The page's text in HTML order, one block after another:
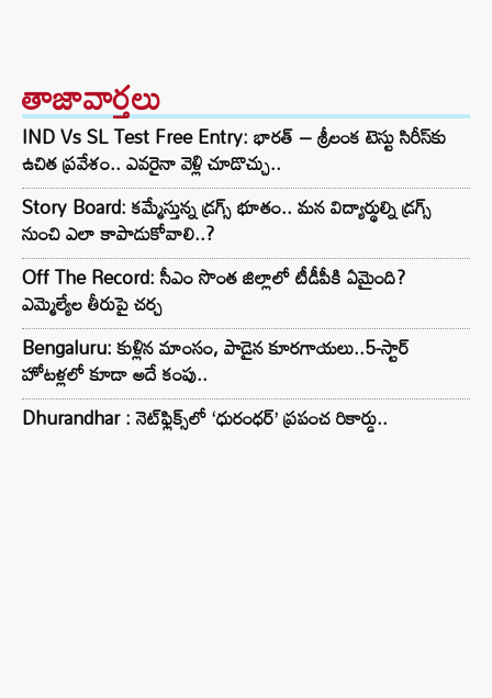
తాజావార్తలు
IND Vs SL Test Free Entry: భారత్ – శ్రీలంక టెస్టు సిరీస్‌కు
ఉచిత ప్రవేశం.. ఎవరైనా వెళ్లి చూడొచ్చు..
Story Board: కమ్మేస్తున్న డ్రగ్స్ భూతం.. మన విద్యార్థుల్ని డ్రగ్స్
నుంచి ఎలా కాపాడుకోవాలి..?
Off The Record: సీఎం సొంత జిల్లాలో టీడీపీకి ఏమైంది?
ఎమ్మెల్యేల తీరుపై చర్చ
Bengaluru: కుళ్లిన మాంసం, పాడైన కూరగాయలు..5-స్టార్
హోటళ్లలో కూడా అదే కంపు..
Dhurandhar : నెట్‌ఫ్లిక్స్‌లో ‘ధురంధర్’ ప్రపంచ రికార్డు..